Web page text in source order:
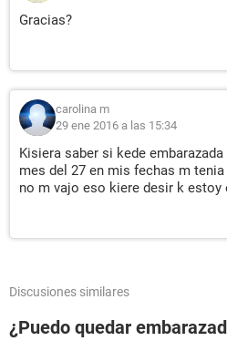
Gracias?
carolina m
29 ene 2016 a las 15:34
Kisiera saber si kede
mes del 27 en mis fechas m
no m vajo eso kiere desir k estoy
Discusiones similares
¿Puedo quedar